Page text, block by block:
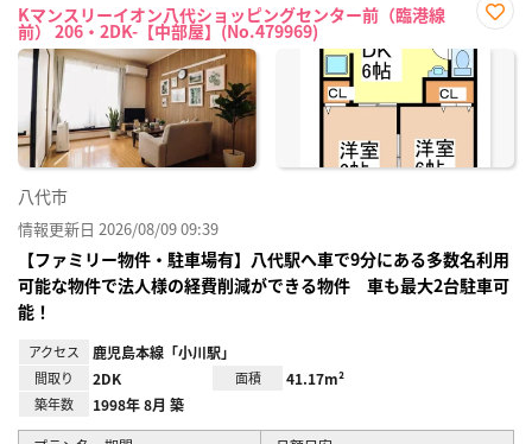
Kマンスリーイオン八代ショッピングセンター前（臨港線
前） 206・2DK-【中部屋】(No.479969)
に入
八代市
情報更新日 2026/08/09 09:39
【ファミリー物件・駐車場有】八代駅へ車で9分にある多数名利用
可能な物件で法人様の経費削減ができる物件 車も最大2台駐車可
能！
アクセス 鹿児島本線「小川駅」
間取り 2DK 面積 41.17m²
築年数 1998年 8月 築